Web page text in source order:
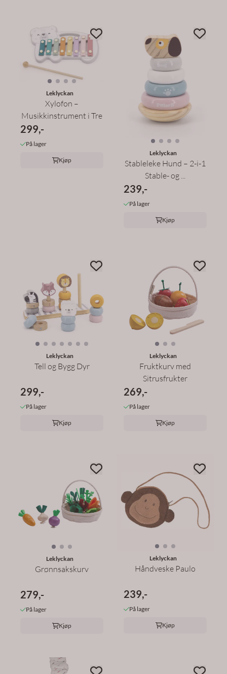
Leklyckan
Xylofon –
Musikkinstrument i Tre
299,-
På lager
Kjøp
Leklyckan
Stableleke Hund – 2-i-1
Stable- og ...
239,-
På lager
Kjøp
Leklyckan
Tell og Bygg Dyr
299,-
På lager
Kjøp
Leklyckan
Fruktkurv med
Sitrusfrukter
269,-
På lager
Kjøp
Leklyckan
Grønnsakskurv
279,-
På lager
Kjøp
Leklyckan
Håndveske Paulo
239,-
På lager
Kjøp